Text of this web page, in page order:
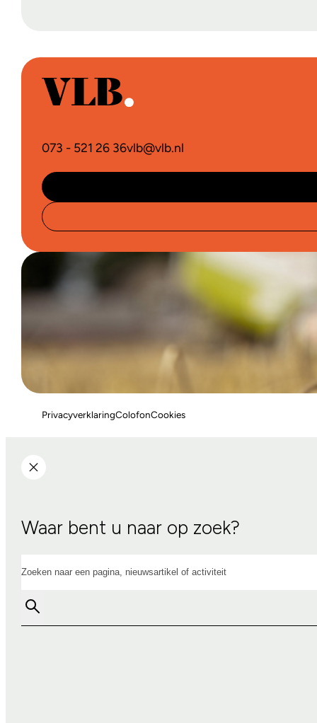
073 - 521 26 36vlb@vlb.nl
PrivacyverklaringColofonCookies
Waar bent u naar op zoek?